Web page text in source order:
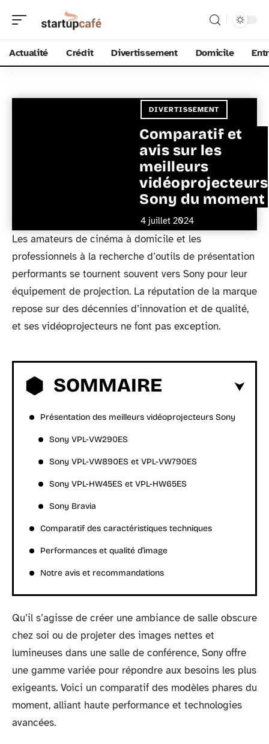
Actualité Crédit Divertissement Domicile
DIVERTISSEMENT
Comparatif et
avis sur les
meilleurs
vidéoprojecteurs
Sony du moment
4 juillet 2024
Les amateurs de cinéma à domicile et les
professionnels à la recherche d’outils de présentation
performants se tournent souvent vers Sony pour leur
équipement de projection. La réputation de la marque
repose sur des décennies d’innovation et de qualité,
et ses vidéoprojecteurs ne font pas exception.
SOMMAIRE
Présentation des meilleurs vidéoprojecteurs Sony
Sony VPL-VW290ES
Sony VPL-VW890ES et VPL-VW790ES
Sony VPL-HW45ES et VPL-HW65ES
Sony Bravia
Comparatif des caractéristiques techniques
Performances et qualité d’image
Notre avis et recommandations
Qu’il s’agisse de créer une ambiance de salle obscure
chez soi ou de projeter des images nettes et
lumineuses dans une salle de conférence, Sony offre
une gamme variée pour répondre aux besoins les plus
exigeants. Voici un comparatif des modèles phares du
moment, alliant haute performance et technologies
avancées.